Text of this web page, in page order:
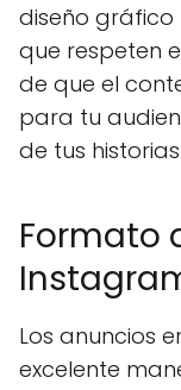
diseño
que respeten
de que el
para tu
de tus historias.
Formato
Los anuncios
excelente